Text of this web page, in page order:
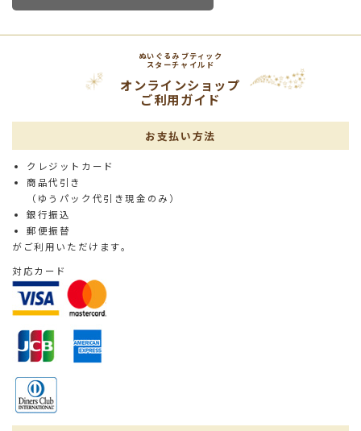
ぬいぐるみブティック
スターチャイルド
オンラインショップ
ご利用ガイド
お支払い方法
クレジットカード
商品代引き
（ゆうパック代引き現金のみ）
銀行振込
郵便振替
がご利用いただけます。
対応カード